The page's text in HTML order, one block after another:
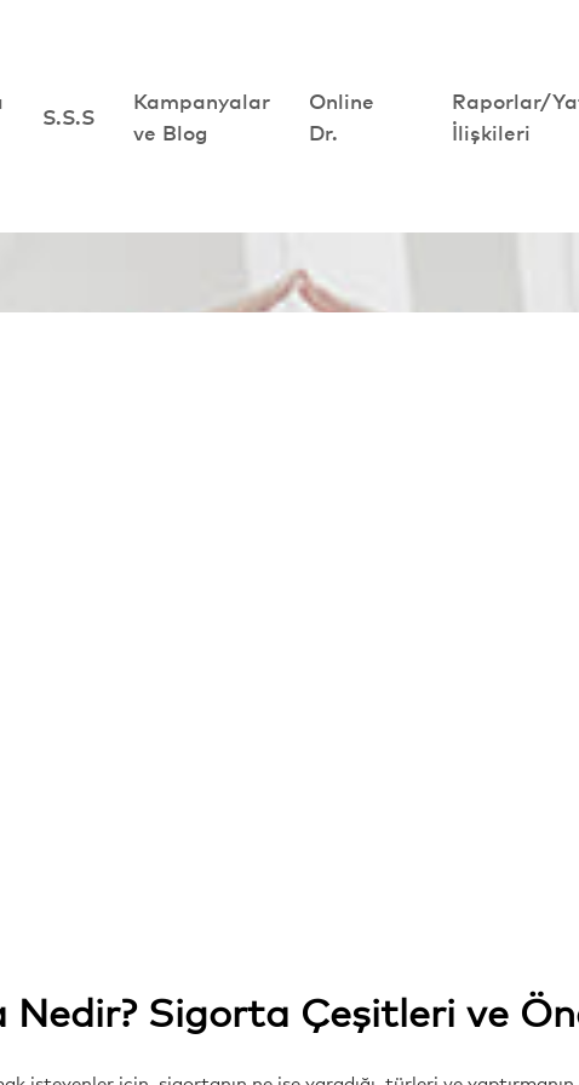
S.S.S
Kampanyalar
ve Blog
Online
Dr.
Raporlar/
İlişkileri
S.S.S
Kampanyalar
ve Blog
Online
Dr.
Raporlar/
İlişkileri
Nedir? Sigorta Çeşitleri ve